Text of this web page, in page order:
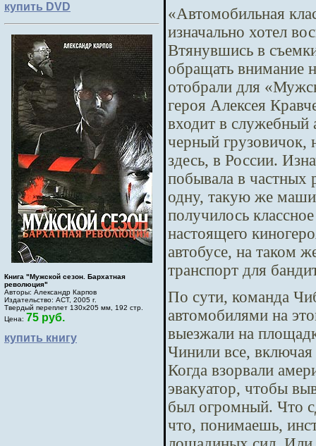
купить DVD
Книга "Мужской сезон. Бархатная
революция"
Авторы: Александр Карпов
Издательство: АСТ, 2005 г.
Твердый переплет 130х205 мм, 192 стр.
Цена: 75 руб.
купить книгу
«Автомобильная
изначально хотел
Втянувшись в
обращать внимание
отобрали для
героя Алексея
входит в служебный
черный
здесь, в России.
побывала в частных
одну, такую же
получилось
настоящего
автобусе, на таком
транспорт для
По сути, команда
автомобилями на
выезжали на
Чинили все,
Когда взорвали
эвакуатор, чтобы
был огромный. Что
что, понимаешь,